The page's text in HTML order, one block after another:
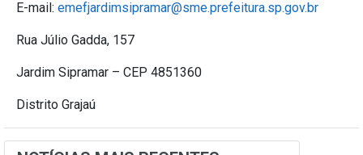
E-mail: emefjardimsipramar@sme.prefeitura.sp.gov.br
Rua Júlio Gadda, 157
Jardim Sipramar – CEP 4851360
Distrito Grajaú